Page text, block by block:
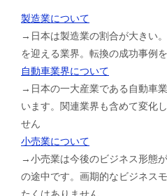
製造業について
→日本は製造業の割合が大きい
を迎える業界。転換の成功事例
自動車業界について
→日本の一大産業である自動車
います。関連業界も含めて変化
せん
小売業について
→小売業は今後のビジネス形態
の途中です。画期的なビジネス
たくはありません